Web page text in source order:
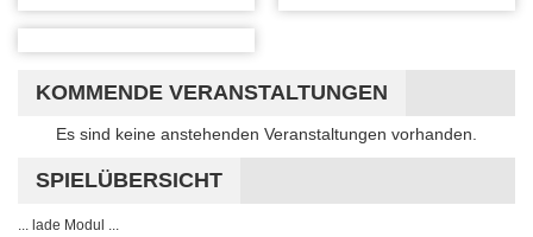
KOMMENDE VERANSTALTUNGEN
Hinweis
Es sind keine anstehenden Veranstaltungen vorhanden.
SPIELÜBERSICHT
... lade Modul ...